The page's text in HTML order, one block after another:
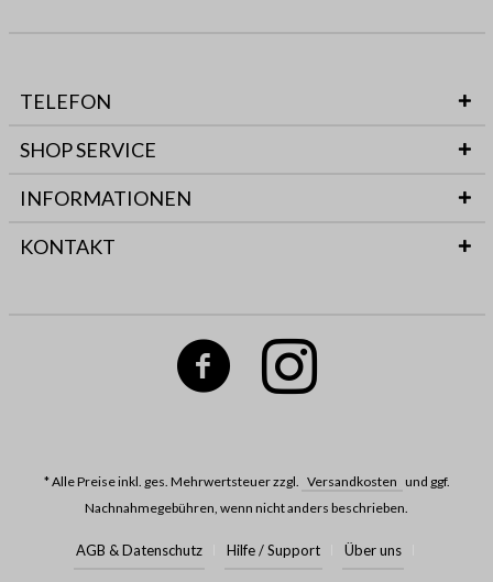
TELEFON
SHOP SERVICE
INFORMATIONEN
KONTAKT
* Alle Preise inkl. ges. Mehrwertsteuer zzgl. Versandkosten und ggf.
Nachnahmegebühren, wenn nicht anders beschrieben.
AGB & Datenschutz Hilfe / Support Über uns